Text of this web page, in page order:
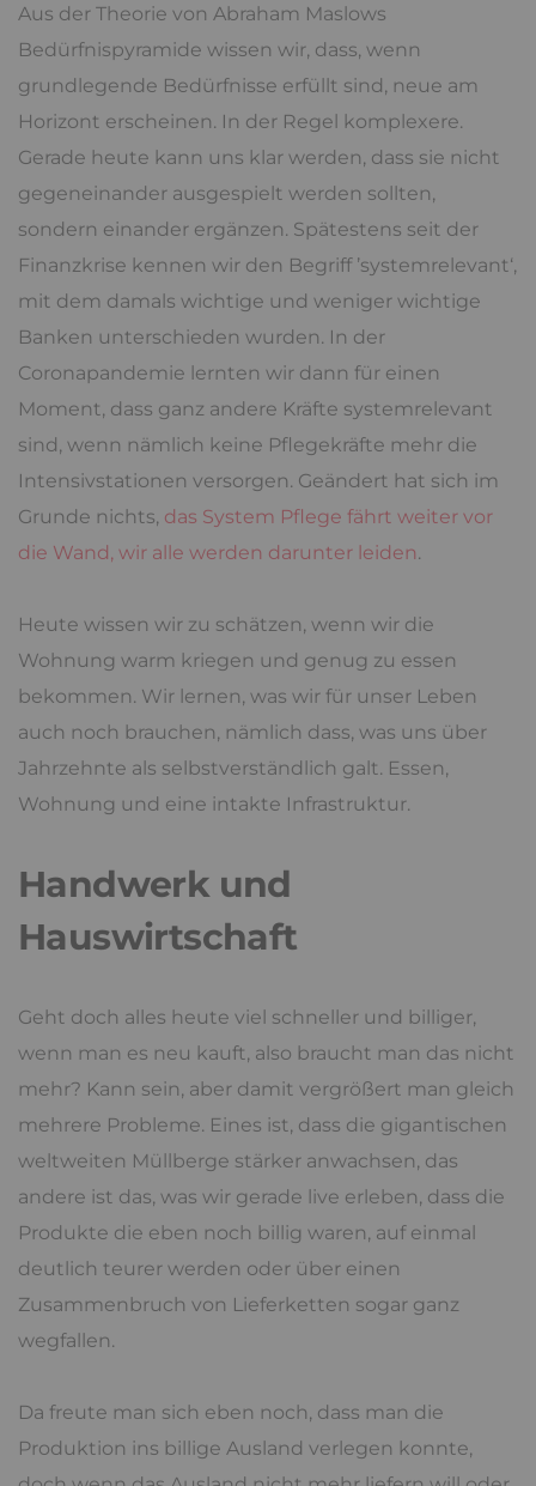
Aus der Theorie von Abraham Maslows
Bedürfnispyramide wissen wir, dass, wenn
grundlegende Bedürfnisse erfüllt sind, neue am
Horizont erscheinen. In der Regel komplexere.
Gerade heute kann uns klar werden, dass sie nicht
gegeneinander ausgespielt werden sollten,
sondern einander ergänzen. Spätestens seit der
Finanzkrise kennen wir den Begriff ’systemrelevant‘,
mit dem damals wichtige und weniger wichtige
Banken unterschieden wurden. In der
Coronapandemie lernten wir dann für einen
Moment, dass ganz andere Kräfte systemrelevant
sind, wenn nämlich keine Pflegekräfte mehr die
Intensivstationen versorgen. Geändert hat sich im
Grunde nichts, das System Pflege fährt weiter vor
die Wand, wir alle werden darunter leiden.
Heute wissen wir zu schätzen, wenn wir die
Wohnung warm kriegen und genug zu essen
bekommen. Wir lernen, was wir für unser Leben
auch noch brauchen, nämlich dass, was uns über
Jahrzehnte als selbstverständlich galt. Essen,
Wohnung und eine intakte Infrastruktur.
Handwerk und
Hauswirtschaft
Geht doch alles heute viel schneller und billiger,
wenn man es neu kauft, also braucht man das nicht
mehr? Kann sein, aber damit vergrößert man gleich
mehrere Probleme. Eines ist, dass die gigantischen
weltweiten Müllberge stärker anwachsen, das
andere ist das, was wir gerade live erleben, dass die
Produkte die eben noch billig waren, auf einmal
deutlich teurer werden oder über einen
Zusammenbruch von Lieferketten sogar ganz
wegfallen.
Da freute man sich eben noch, dass man die
Produktion ins billige Ausland verlegen konnte,